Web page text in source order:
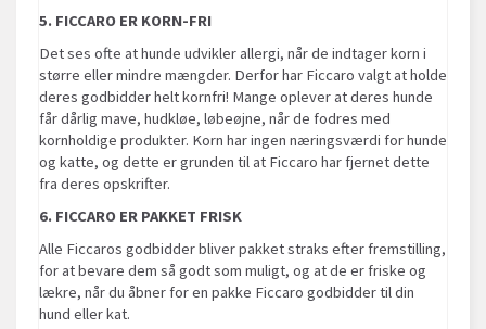
5. FICCARO ER KORN-FRI
Det ses ofte at hunde udvikler allergi, når de indtager korn i
større eller mindre mængder. Derfor har Ficcaro valgt at holde
deres godbidder helt kornfri! Mange oplever at deres hunde
får dårlig mave, hudkløe, løbeøjne, når de fodres med
kornholdige produkter. Korn har ingen næringsværdi for hunde
og katte, og dette er grunden til at Ficcaro har fjernet dette
fra deres opskrifter.
6. FICCARO ER PAKKET FRISK
Alle Ficcaros godbidder bliver pakket straks efter fremstilling,
for at bevare dem så godt som muligt, og at de er friske og
lækre, når du åbner for en pakke Ficcaro godbidder til din
hund eller kat.